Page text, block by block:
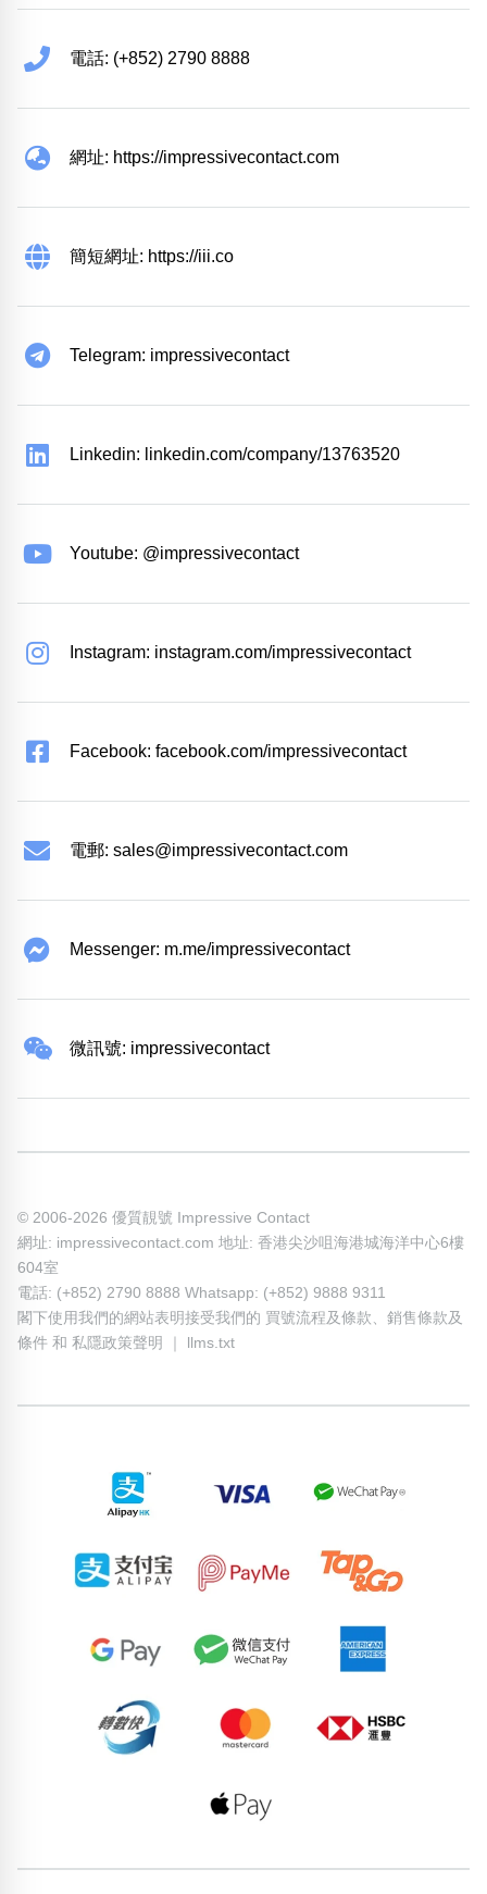
電話: (+852) 2790 8888
網址: https://impressivecontact.com
簡短網址: https://iii.co
Telegram: impressivecontact
Linkedin: linkedin.com/company/13763520
Youtube: @impressivecontact
Instagram: instagram.com/impressivecontact
Facebook: facebook.com/impressivecontact
電郵: sales@impressivecontact.com
Messenger: m.me/impressivecontact
微訊號: impressivecontact
© 2006-2026 優質靚號 Impressive Contact
網址: impressivecontact.com 地址: 香港尖沙咀海港城海洋中心6樓
604室
電話: (+852) 2790 8888 Whatsapp: (+852) 9888 9311
閣下使用我們的網站表明接受我們的 買號流程及條款、 銷售條款及
條件 和 私隱政策聲明 llms.txt